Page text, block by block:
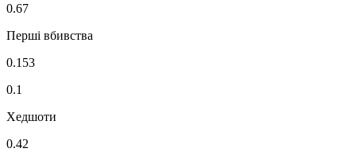
0.67
Перші вбивства
0.153
0.1
Хедшоти
0.42